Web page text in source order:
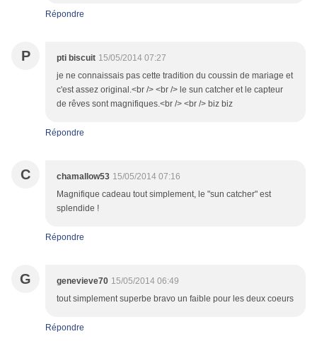
Répondre
P pti biscuit 15/05/2014 07:27
je ne connaissais pas cette tradition du coussin de mariage et
c'est assez original.<br /> <br /> le sun catcher et le capteur
de rêves sont magnifiques.<br /> <br /> biz biz
Répondre
C chamallow53 15/05/2014 07:16
Magnifique cadeau tout simplement, le "sun catcher" est
splendide !
Répondre
G genevieve70 15/05/2014 06:49
tout simplement superbe bravo un faible pour les deux coeurs
Répondre